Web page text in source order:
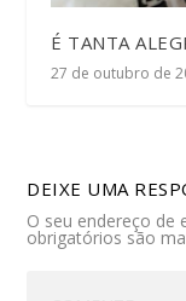
É TANTA
27 de outubro de
DEIXE UMA
O seu endereço de
obrigatórios são